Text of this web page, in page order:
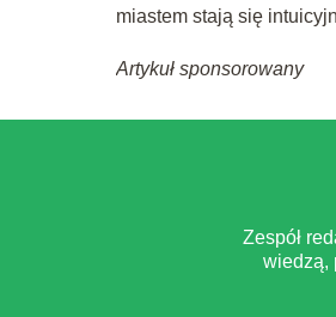
miastem stają się
Artykuł sponsorowany
Zespół
wiedzą,